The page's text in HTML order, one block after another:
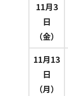
11月3
日
（金）
11月13
日
（月）